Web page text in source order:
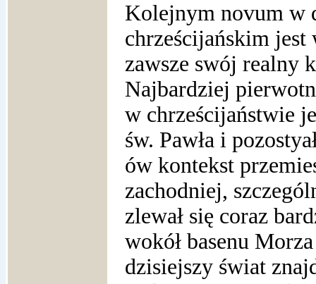
Kolejnym novum w
chrześcijańskim
zawsze swój realny
Najbardziej
w chrześcijaństwie
św. Pawła i
ów kontekst
zachodniej,
zlewał się coraz
wokół basenu
dzisiejszy świat